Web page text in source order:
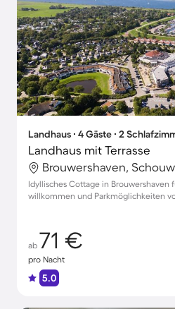
Landhaus ∙ 4 Gäste ∙ 2
Landhaus mit Terrasse
Idyllisches Cottage in Brouwershaven
willkommen und Parkmöglichkeiten
ab 71 €
pro Nacht
5.0